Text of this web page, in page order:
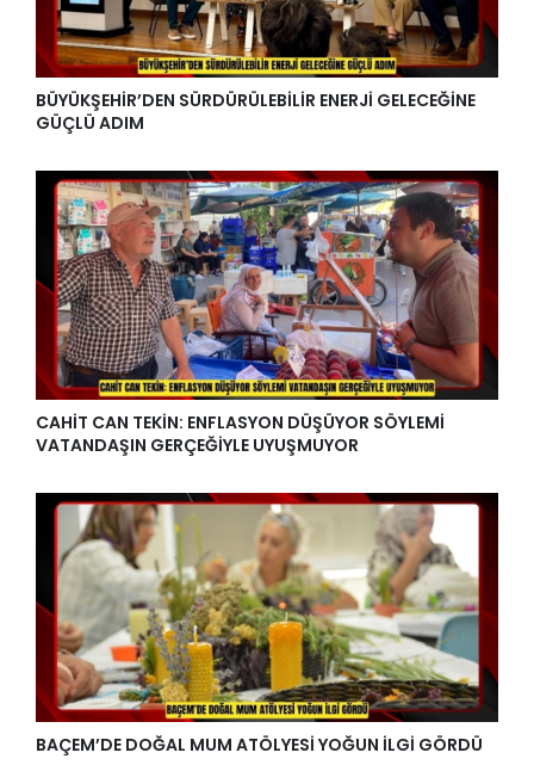
BÜYÜKŞEHİR’DEN SÜRDÜRÜLEBİLİR ENERJİ GELECEĞİNE
GÜÇLÜ ADIM
CAHİT CAN TEKİN: ENFLASYON DÜŞÜYOR SÖYLEMİ
VATANDAŞIN GERÇEĞİYLE UYUŞMUYOR
BAÇEM’DE DOĞAL MUM ATÖLYESİ YOĞUN İLGİ GÖRDÜ